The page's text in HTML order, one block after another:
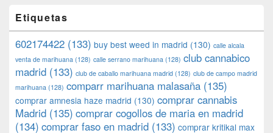
Etiquetas
602174422 (133) buy best weed in madrid (130) calle alcala
venta de marihuana (128) calle serrano marihuana (128) club cannabico
madrid (133) club de caballo marihuana madrid (128) club de campo madrid
marihuana (128) comparr marihuana malasaña (135)
comprar amnesia haze madrid (130) comprar cannabis
Madrid (135) comprar cogollos de maria en madrid
(134) comprar faso en madrid (133) comprar kritikal max